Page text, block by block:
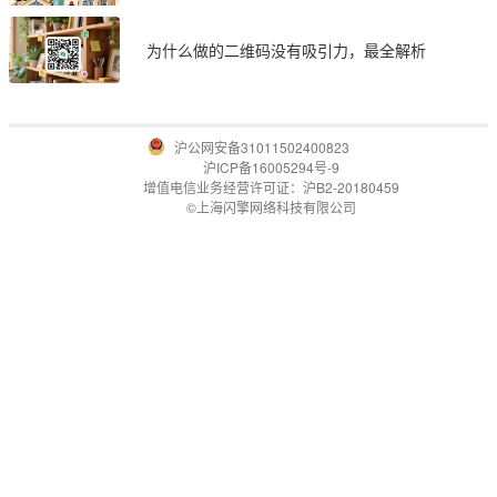
为什么做的二维码没有吸引力，最全解析
沪公网安备31011502400823
沪ICP备16005294号-9
增值电信业务经营许可证：沪B2-20180459
©上海闪擎网络科技有限公司